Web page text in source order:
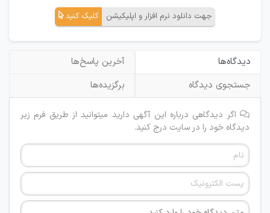
جهت دانلود نرم افزار و اپلیکیشن کلیک کنید
دیدگاه‌ها
آخرین پاسخ‌ها
جستجوی دیدگاه
برگزیده‌ها
اگر دیدگاهی درباره این آگهی دارید میتوانید از طریق فرم زیر
دیدگاه خود را در سایت درج کنید.